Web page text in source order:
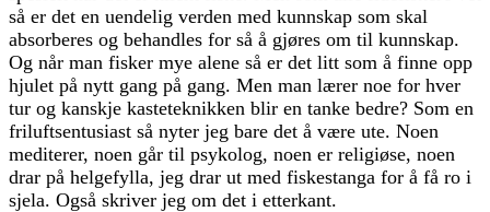
så er det en uendelig verden med kunnskap som skal
absorberes og behandles for så å gjøres om til kunnskap.
Og når man fisker mye alene så er det litt som å finne opp
hjulet på nytt gang på gang. Men man lærer noe for hver
tur og kanskje kasteteknikken blir en tanke bedre? Som en
friluftsentusiast så nyter jeg bare det å være ute. Noen
mediterer, noen går til psykolog, noen er religiøse, noen
drar på helgefylla, jeg drar ut med fiskestanga for å få ro i
sjela. Også skriver jeg om det i etterkant.